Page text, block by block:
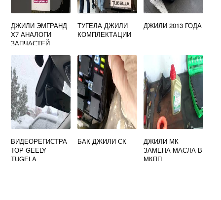
ДЖИЛИ ЭМГРАНД
Х7 АНАЛОГИ
ЗАПЧАСТЕЙ
ТУГЕЛА ДЖИЛИ
КОМПЛЕКТАЦИИ
ДЖИЛИ 2013 ГОДА
ВИДЕОРЕГИСТРА
ТОР GEELY
TUGELA
БАК ДЖИЛИ СК
ДЖИЛИ МК
ЗАМЕНА МАСЛА В
МКПП